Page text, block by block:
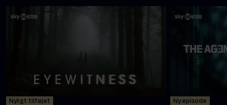
Nyligt tilføjet Ny episode